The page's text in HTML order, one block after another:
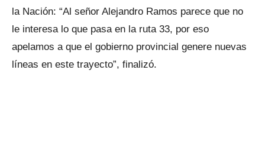
la Nación: “Al señor Alejandro Ramos parece que no
le interesa lo que pasa en la ruta 33, por eso
apelamos a que el gobierno provincial genere nuevas
líneas en este trayecto”, finalizó.